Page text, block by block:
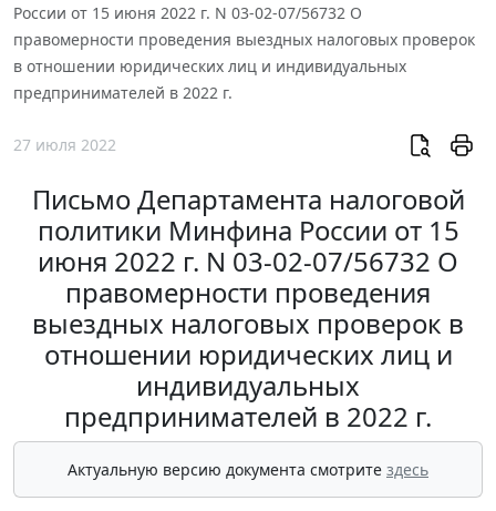
России от 15 июня 2022 г. N 03-02-07/56732 О
правомерности проведения выездных налоговых проверок
в отношении юридических лиц и индивидуальных
предпринимателей в 2022 г.
27 июля 2022
Письмо Департамента налоговой
политики Минфина России от 15
июня 2022 г. N 03-02-07/56732 О
правомерности проведения
выездных налоговых проверок в
отношении юридических лиц и
индивидуальных
предпринимателей в 2022 г.
Актуальную версию документа смотрите здесь